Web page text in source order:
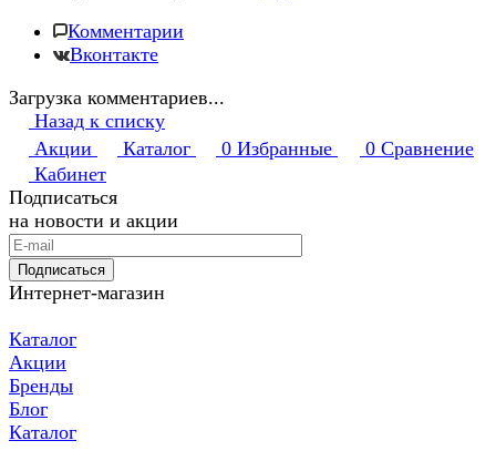
Комментарии
Вконтакте
Загрузка комментариев...
Назад к списку
Акции
Каталог 0 Избранные 0 Сравнение
Кабинет
Подписаться
на новости и акции
Подписаться
Интернет-магазин
Каталог
Акции
Бренды
Блог
Каталог